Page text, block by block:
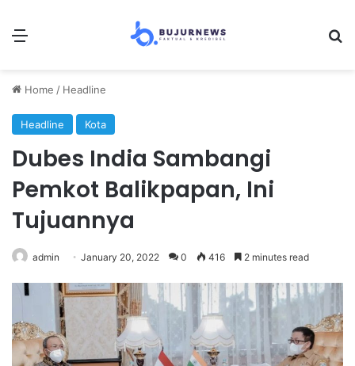
Menu
Home / Headline
Headline Kota
Dubes India Sambangi
Pemkot Balikpapan, Ini
Tujuannya
admin January 20, 2022 0 416 2 minutes read